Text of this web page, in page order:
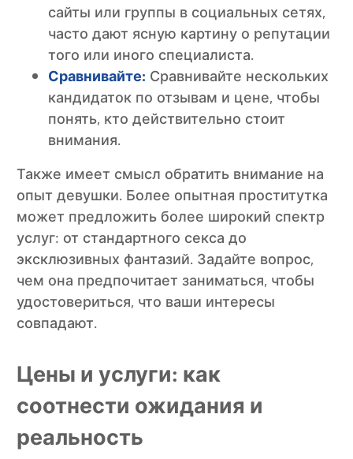
сайты или группы в социальных сетях,
часто дают ясную картину о репутации
того или иного специалиста.
Сравнивайте: Сравнивайте нескольких
кандидаток по отзывам и цене, чтобы
понять, кто действительно стоит
внимания.
Также имеет смысл обратить внимание на
опыт девушки. Более опытная проститутка
может предложить более широкий спектр
услуг: от стандартного секса до
эксклюзивных фантазий. Задайте вопрос,
чем она предпочитает заниматься, чтобы
удостовериться, что ваши интересы
совпадают.
Цены и услуги: как
соотнести ожидания и
реальность